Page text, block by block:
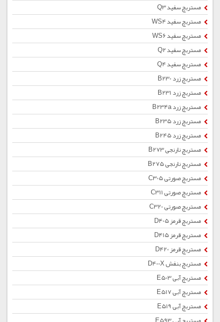
مستربچ سفید Q3
مستربچ سفید WS4
مستربچ سفید WS6
مستربچ سفید Q2
مستربچ سفید Q4
مستربچ زرد B230
مستربچ زرد B231
مستربچ زرد B234a
مستربچ زرد B235
مستربچ زرد B245
مستربچ نارنجی B273
مستربچ نارنجی B275
مستربچ صورتی C305
مستربچ صورتی C311
مستربچ صورتی C320
مستربچ قرمز D405
مستربچ قرمز D415
مستربچ قرمز D420
مستربچ بنفش D400X
مستربچ آبی E503
مستربچ آبی E517
مستربچ آبی E519